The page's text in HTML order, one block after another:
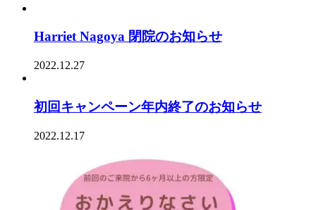
Harriet Nagoya 閉院のお知らせ
2022.12.27
初回キャンペーン年内終了のお知らせ
2022.12.17